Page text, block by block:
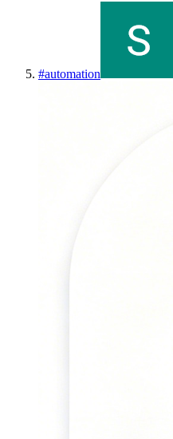
#automation